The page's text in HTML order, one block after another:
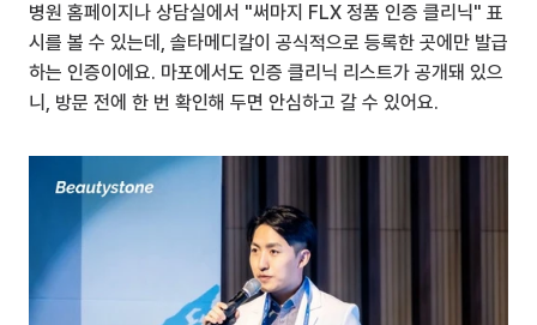
병원 홈페이지나 상담실에서 "써마지 FLX 정품 인증 클리닉" 표
시를 볼 수 있는데, 솔타메디칼이 공식적으로 등록한 곳에만 발급
하는 인증이에요. 마포에서도 인증 클리닉 리스트가 공개돼 있으
니, 방문 전에 한 번 확인해 두면 안심하고 갈 수 있어요.